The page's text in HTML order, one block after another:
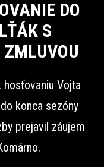
DO
S
ZMLUVOU
hosťovaniu Vojta
konca sezóny
prejavil záujem